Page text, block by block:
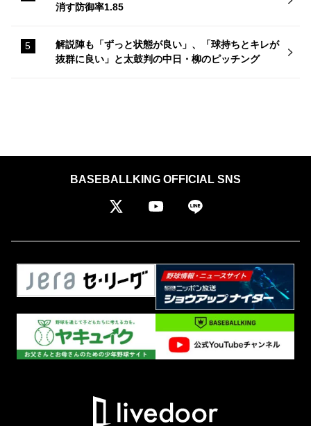
消す防御率1.85
解説陣も「ずっと状態が良い」、「球持ちとキレが
抜群に良い」と太鼓判の中日・柳のピッチング
BASEBALLKING OFFICIAL SNS